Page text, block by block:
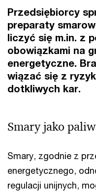
Przedsiębiorcy
preparaty
liczyć się m.in. z
obowiązkami na
energetyczne.
wiązać się z
dotkliwych kar.
Smary jako
Smary, zgodnie z
energetycznego,
regulacji unijnych,